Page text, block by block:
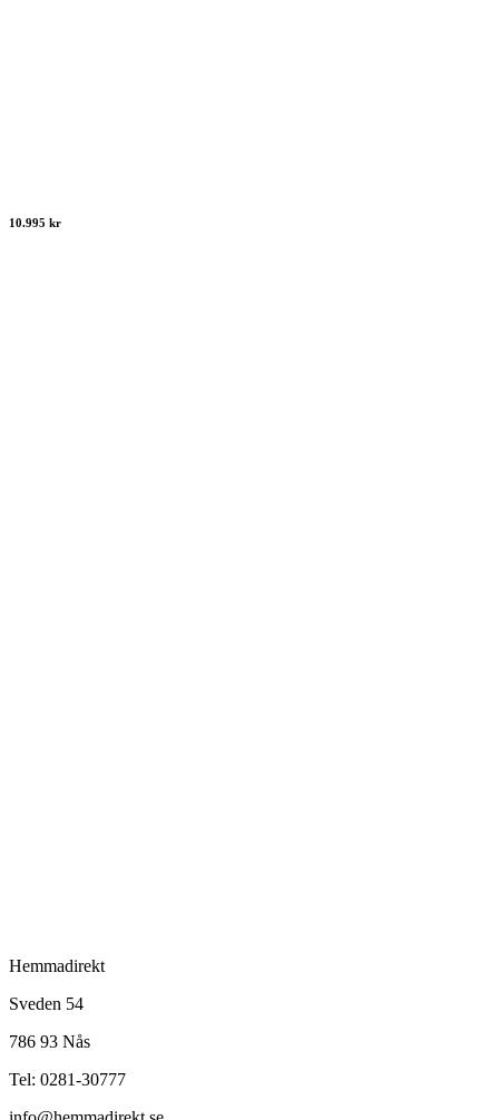
10.995 kr
Hemmadirekt
Sveden 54
786 93 Nås
Tel: 0281-30777